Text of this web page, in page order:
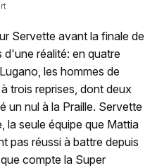
Servette avant la finale de
réalité: en quatre
les hommes de
trois reprises, dont deux
un nul à la Praille. Servette
la seule équipe que Mattia
pas réussi à battre depuis
compte la Super